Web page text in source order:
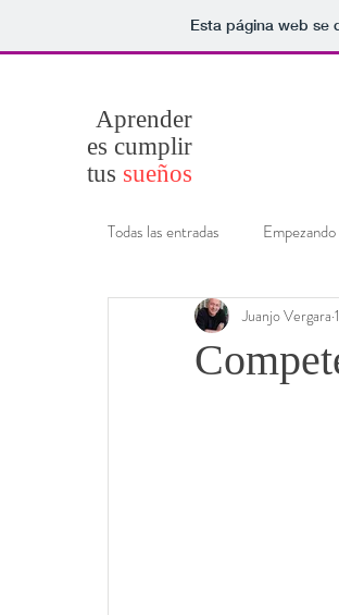
Esta página web se
Aprender
es cumplir
tus sueños
Todas las entradas Empezando
Juanjo Vergara